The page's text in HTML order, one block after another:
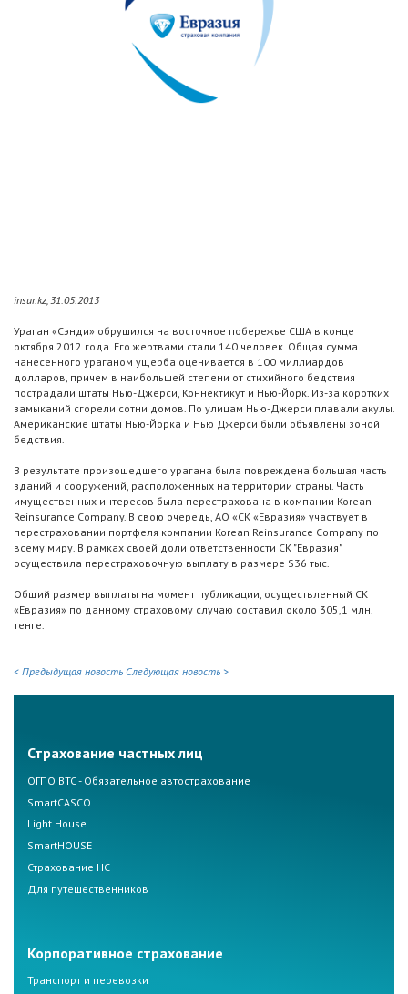
insur.kz, 31.05.2013
Ураган «Сэнди» обрушился на восточное побережье США в конце
октября 2012 года. Его жертвами стали 140 человек. Общая сумма
нанесенного ураганом ущерба оценивается в 100 миллиардов
долларов, причем в наибольшей степени от стихийного бедствия
пострадали штаты Нью-Джерси, Коннектикут и Нью-Йорк. Из-за коротких
замыканий сгорели сотни домов. По улицам Нью-Джерси плавали акулы.
Американские штаты Нью-Йорка и Нью Джерси были объявлены зоной
бедствия.
В результате произошедшего урагана была повреждена большая часть
зданий и сооружений, расположенных на территории страны. Часть
имущественных интересов была перестрахована в компании Korean
Reinsurance Company. В свою очередь, АО «СК «Евразия» участвует в
перестраховании портфеля компании Korean Reinsurance Company по
всему миру. В рамках своей доли ответственности СК "Евразия"
осуществила перестраховочную выплату в размере $36 тыс.
Общий размер выплаты на момент публикации, осуществленный СК
«Евразия» по данному страховому случаю составил около 305,1 млн.
тенге.
< Предыдущая новость Следующая новость >
Страхование частных лиц
ОГПО ВТС - Обязательное автострахование
SmartCASCO
Light House
SmartHOUSE
Страхование НС
Для путешественников
Корпоративное страхование
Транспорт и перевозки